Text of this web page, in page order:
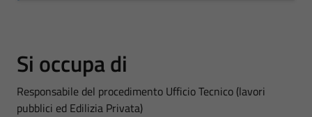
Si occupa di
Responsabile del procedimento Ufficio Tecnico (lavori
pubblici ed Edilizia Privata)